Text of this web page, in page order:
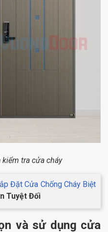
kiểm tra cửa cháy
Đặt Cửa Chống Cháy Biệt
Tuyệt Đối
và sử dụng cửa